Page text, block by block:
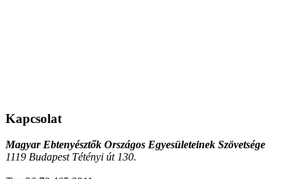
Kapcsolat
Magyar Ebtenyésztők Országos Egyesületeinek Szövetsége
1119 Budapest Tétényi út 130.